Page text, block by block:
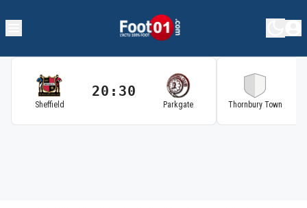
Sheffield
20:30
Parkgate Thornbury Town